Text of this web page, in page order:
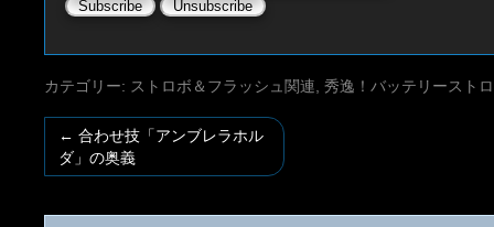
カテゴリー: ストロボ＆フラッシュ関連 秀逸！バッテリースト
← 合わせ技「アンブレラホル
ダ」の奥義